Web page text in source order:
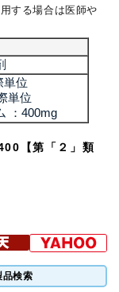
する場合は医師や
単位
単位
：400mg
品検索
【第「２」類